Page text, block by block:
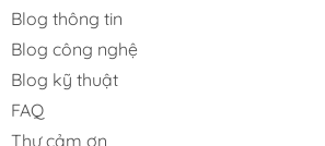
Accuracy: XY (Resolution)：10um.
Repeatability: height：≤1um （4
Sigma）;volume/acreage：<1%（4
Blog thông tin
Blog công nghệ
Blog kỹ thuật
FAQ
Thư cảm ơn